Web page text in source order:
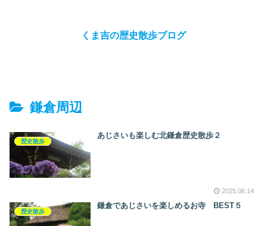
くま吉の歴史散歩ブログ
鎌倉周辺
歴史散歩
あじさいも楽しむ北鎌倉歴史散歩２
2025.06.14
歴史散歩
鎌倉であじさいを楽しめるお寺 BEST５